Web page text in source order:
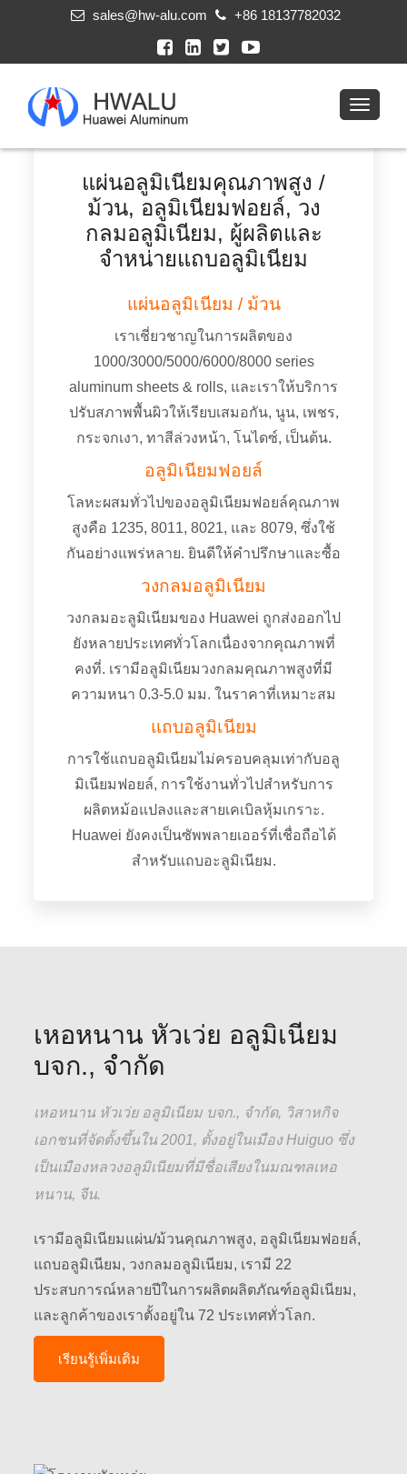
sales@hw-alu.com +86 18137782032
แผ่นอลูมิเนียมคุณภาพสูง /
ม้วน, อลูมิเนียมฟอยล์, วง
กลมอลูมิเนียม, ผู้ผลิตและ
จำหน่ายแถบอลูมิเนียม
แผ่นอลูมิเนียม / ม้วน
เราเชี่ยวชาญในการผลิตของ
1000/3000/5000/6000/8000 series
aluminum sheets & rolls, และเราให้บริการ
ปรับสภาพพื้นผิวให้เรียบเสมอกัน, นูน, เพชร,
กระจกเงา, ทาสีล่วงหน้า, โนไดซ์, เป็นต้น.
อลูมิเนียมฟอยล์
โลหะผสมทั่วไปของอลูมิเนียมฟอยล์คุณภาพ
สูงคือ 1235, 8011, 8021, และ 8079, ซึ่งใช้
กันอย่างแพร่หลาย. ยินดีให้คำปรึกษาและซื้อ
วงกลมอลูมิเนียม
วงกลมอะลูมิเนียมของ Huawei ถูกส่งออกไป
ยังหลายประเทศทั่วโลกเนื่องจากคุณภาพที่
คงที่. เรามีอลูมิเนียมวงกลมคุณภาพสูงที่มี
ความหนา 0.3-5.0 มม. ในราคาที่เหมาะสม
แถบอลูมิเนียม
การใช้แถบอลูมิเนียมไม่ครอบคลุมเท่ากับอลู
มิเนียมฟอยล์, การใช้งานทั่วไปสำหรับการ
ผลิตหม้อแปลงและสายเคเบิลหุ้มเกราะ.
Huawei ยังคงเป็นซัพพลายเออร์ที่เชื่อถือได้
สำหรับแถบอะลูมิเนียม.
เหอหนาน หัวเว่ย อลูมิเนียม
บจก., จำกัด
เหอหนาน หัวเว่ย อลูมิเนียม บจก., จำกัด, วิสาหกิจ
เอกชนที่จัดตั้งขึ้นใน 2001, ตั้งอยู่ในเมือง Huiguo ซึ่ง
เป็นเมืองหลวงอลูมิเนียมที่มีชื่อเสียงในมณฑลเหอ
หนาน, จีน.
เรามีอลูมิเนียมแผ่น/ม้วนคุณภาพสูง, อลูมิเนียมฟอยล์,
แถบอลูมิเนียม, วงกลมอลูมิเนียม, เรามี 22
ประสบการณ์หลายปีในการผลิตผลิตภัณฑ์อลูมิเนียม,
และลูกค้าของเราตั้งอยู่ใน 72 ประเทศทั่วโลก.
เรียนรู้เพิ่มเติม